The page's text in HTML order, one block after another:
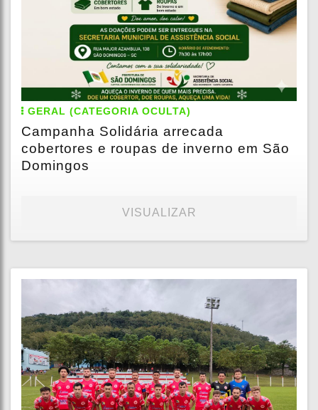
GERAL (CATEGORIA OCULTA)
Campanha Solidária arrecada
cobertores e roupas de inverno em São
Domingos
VISUALIZAR